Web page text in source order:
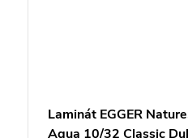
Laminát EGGER
Aqua 10/32 Classic